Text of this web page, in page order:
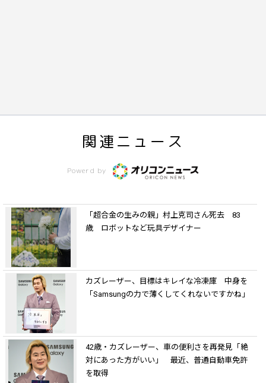
関連ニュース
Powerd by
「超合金の生みの親」村上克司さん死去 83
歳 ロボットなど玩具デザイナー
カズレーザー、目標はキレイな冷凍庫 中身を
「Samsungの力で薄くしてくれないですかね」
42歳・カズレーザー、車の便利さを再発見「絶
対にあった方がいい」 最近、普通自動車免許
を取得